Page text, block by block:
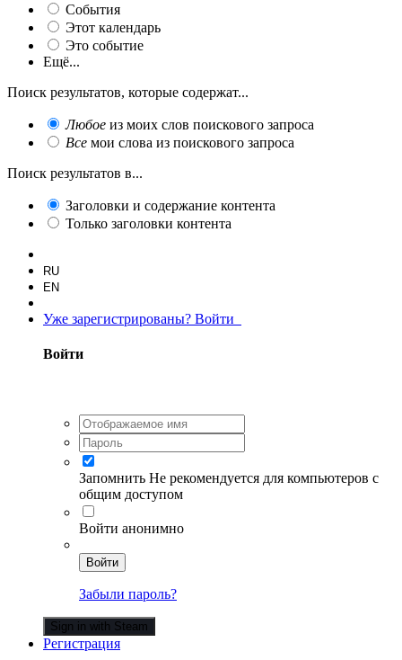
События
Этот календарь
Это событие
Ещё...
Поиск результатов, которые содержат...
Любое из моих слов поискового запроса
Все мои слова из поискового запроса
Поиск результатов в...
Заголовки и содержание контента
Только заголовки контента
RU
EN
Уже зарегистрированы? Войти
Войти
Запомнить Не рекомендуется для компьютеров с
общим доступом
Войти анонимно
Войти
Забыли пароль?
Sign in with Steam
Регистрация